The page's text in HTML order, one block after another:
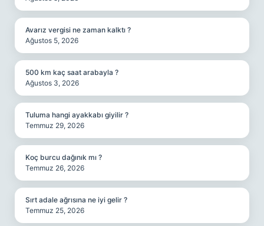
Avarız vergisi ne zaman kalktı ?
Ağustos 5, 2026
500 km kaç saat arabayla ?
Ağustos 3, 2026
Tuluma hangi ayakkabı giyilir ?
Temmuz 29, 2026
Koç burcu dağınık mı ?
Temmuz 26, 2026
Sırt adale ağrısına ne iyi gelir ?
Temmuz 25, 2026